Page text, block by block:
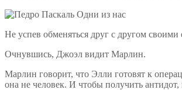
Не успев обменяться друг с другом
Очнувшись, Джоэл видит Марлин.
Марлин говорит, что Элли готовят к
она не человек. И чтобы получить